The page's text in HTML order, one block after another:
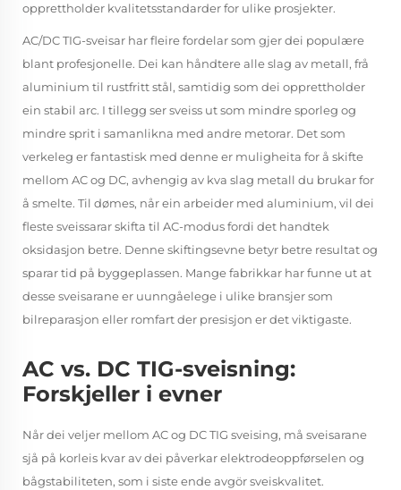
opprettholder kvalitetsstandarder for ulike prosjekter.
AC/DC TIG-sveisar har fleire fordelar som gjer dei populære
blant profesjonelle. Dei kan håndtere alle slag av metall, frå
aluminium til rustfritt stål, samtidig som dei opprettholder
ein stabil arc. I tillegg ser sveiss ut som mindre sporleg og
mindre sprit i samanlikna med andre metorar. Det som
verkeleg er fantastisk med denne er muligheita for å skifte
mellom AC og DC, avhengig av kva slag metall du brukar for
å smelte. Til dømes, når ein arbeider med aluminium, vil dei
fleste sveissarar skifta til AC-modus fordi det handtek
oksidasjon betre. Denne skiftingsevne betyr betre resultat og
sparar tid på byggeplassen. Mange fabrikkar har funne ut at
desse sveisarane er uunngåelege i ulike bransjer som
bilreparasjon eller romfart der presisjon er det viktigaste.
AC vs. DC TIG-sveisning:
Forskjeller i evner
Når dei veljer mellom AC og DC TIG sveising, må sveisarane
sjå på korleis kvar av dei påverkar elektrodeoppførselen og
bågstabiliteten, som i siste ende avgör sveiskvalitet.